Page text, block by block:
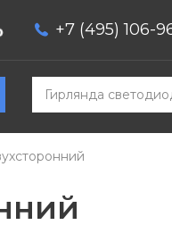
+7 (495) 106-